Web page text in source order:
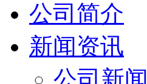
公司简介
新闻资讯